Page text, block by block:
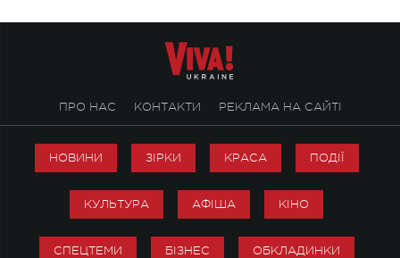
ПРО НАС КОНТАКТИ РЕКЛАМА НА САЙТІ
НОВИНИ ЗІРКИ КРАСА ПОДІЇ
КУЛЬТУРА АФІША КІНО
СПЕЦТЕМИ БІЗНЕС ОБКЛАДИНКИ